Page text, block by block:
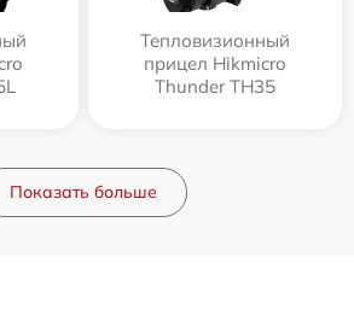
Тепловизионный
прицел Hikmicro
Thunder TH35
Показать больше